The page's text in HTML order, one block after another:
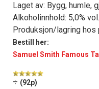
Laget av: Bygg, humle,
Alkoholinnhold: 5,0% vol.
Produksjon/lagring hos
Bestill her:
Samuel Smith Famous
÷ (92p)